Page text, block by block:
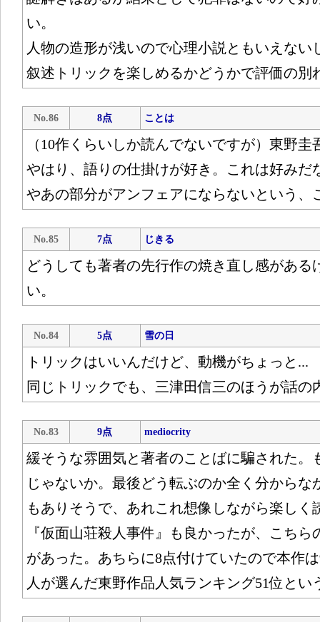
い。
人物の造形が浅いので心理小説ともいえない
叙述トリックを楽しめるかどうかで評価の別
No.86 8点 ことは
（10作くらいしか読んでないですが）東野
やはり、語りの仕掛けが好き。これは好みだ
やあの部分がアンフェアにならないという、
No.85 7点 じきる
どうしても著者の先行作の焼き直し感がある
い。
No.84 5点 雪の日
トリックはいいんだけど、動機がちょっと...
同じトリックでも、三津田信三のほうが話の
No.83 9点 mediocrity
緩そうな雰囲気と著者のことばに騙された。
じゃないか。最後どう転ぶのか全く分からな
もありそうで、あれこれ想像しながら楽しく
『仮面山荘殺人事件』も良かったが、こち
があった。あちらに8点付けていたので本作
人が選んだ東野作品人気ランキング51位とい